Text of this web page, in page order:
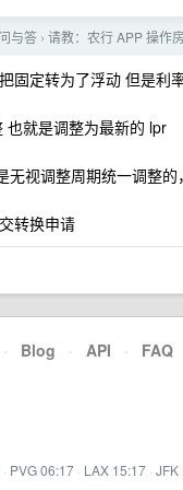
问与答 › 请教：农行 APP 操作
固定转为了浮动 但是利率
也就是调整为最新的 lpr
无视调整周期统一调整
转换申请
· Blog · API · FAQ
· PVG 06:17 · LAX 15:17 · JFK